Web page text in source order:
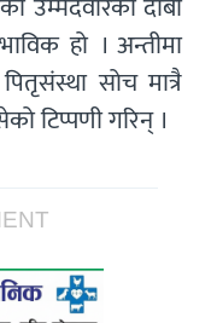
हो । अन्तीमा
सोच मात्रै
टिप्पणी गरिन् ।